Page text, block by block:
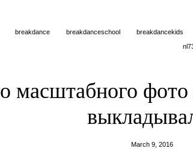
breakdance breakdanceschool breakdancekids
масштабного
March 9, 2016